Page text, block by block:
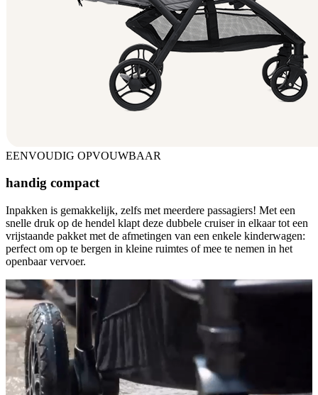
EENVOUDIG OPVOUWBAAR
handig compact
Inpakken is gemakkelijk, zelfs met meerdere passagiers! Met een
snelle druk op de hendel klapt deze dubbele cruiser in elkaar tot een
vrijstaande pakket met de afmetingen van een enkele kinderwagen:
perfect om op te bergen in kleine ruimtes of mee te nemen in het
openbaar vervoer.